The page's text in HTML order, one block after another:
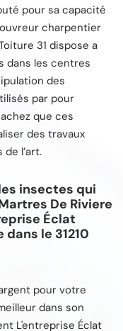
pour sa capacité
charpentier
31 dispose a
dans les centres
des
par pour
que ces
des travaux
l’art.
insectes qui
De Riviere
Éclat
dans le 31210
pour votre
dans son
L'entreprise Éclat